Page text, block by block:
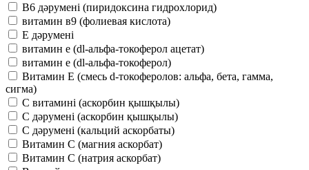
В6 дәрумені (пиридоксина гидрохлорид)
витамин в9 (фолиевая кислота)
Е дәрумені
витамин е (dl-альфа-токоферол ацетат)
витамин е (dl-альфа-токоферол)
Витамин Е (смесь d-токоферолов: альфа, бета, гамма,
сигма)
С витамині (аскорбин қышқылы)
С дәрумені (аскорбин қышқылы)
С дәрумені (кальций аскорбаты)
Витамин С (магния аскорбат)
Витамин С (натрия аскорбат)